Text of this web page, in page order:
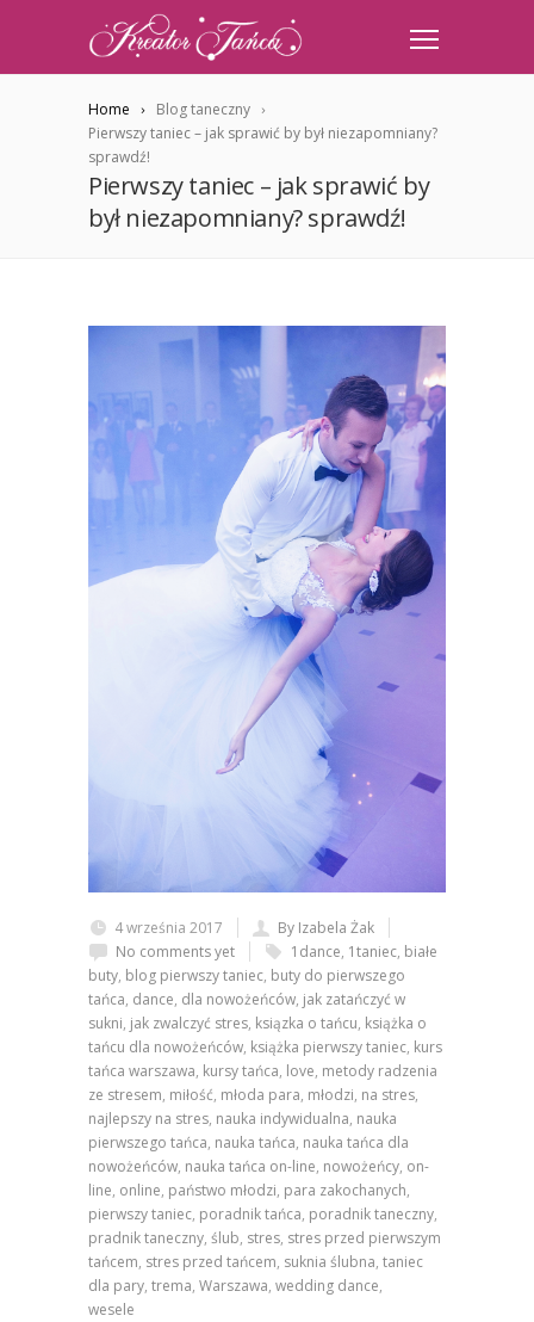
Home
Blog taneczny
Pierwszy taniec – jak sprawić by był niezapomniany?
sprawdź!
Pierwszy taniec – jak sprawić by
był niezapomniany? sprawdź!
4 września 2017
By Izabela Żak
No comments yet
1dance, 1taniec, białe
buty, blog pierwszy taniec, buty do pierwszego
tańca, dance, dla nowożeńców, jak zatańczyć w
sukni, jak zwalczyć stres, ksiązka o tańcu, książka o
tańcu dla nowożeńców, książka pierwszy taniec, kurs
tańca warszawa, kursy tańca, love, metody radzenia
ze stresem, miłość, młoda para, młodzi, na stres,
najlepszy na stres, nauka indywidualna, nauka
pierwszego tańca, nauka tańca, nauka tańca dla
nowożeńców, nauka tańca on-line, nowożeńcy, on-
line, online, państwo młodzi, para zakochanych,
pierwszy taniec, poradnik tańca, poradnik taneczny,
pradnik taneczny, ślub, stres, stres przed pierwszym
tańcem, stres przed tańcem, suknia ślubna, taniec
dla pary, trema, Warszawa, wedding dance,
wesele